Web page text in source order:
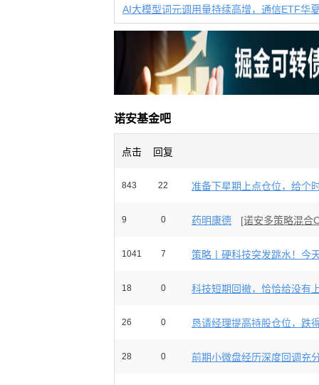
诺安基金吧
点击 回复
843 22 准备下星期上点仓位，给个
9 0 药明康德 [诺安多策略混合
1041 7 策略丨硬科技突发跳水！今
18 0 科技短期回撤，恰恰给没有
26 0 恳请经理提高持股仓位，跌
28 0 前期小微盘经历深度回调充